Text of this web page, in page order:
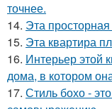
точнее.
14. Эта
15. Эта квартира
16. Интерьер этой
дома, в котором
17. Стиль бохо -